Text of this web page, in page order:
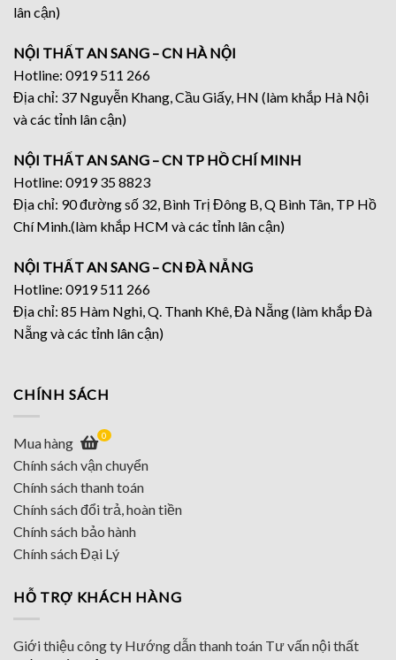
lân cận)
NỘI THẤT AN SANG – CN HÀ NỘI
Hotline: 0919 511 266
Địa chỉ: 37 Nguyễn Khang, Cầu Giấy, HN (làm khắp Hà Nội
và các tỉnh lân cận)
NỘI THẤT AN SANG – CN TP HỒ CHÍ MINH
Hotline: 0919 35 8823
Địa chỉ: 90 đường số 32, Bình Trị Đông B, Q Bình Tân, TP Hồ
Chí Minh.(làm khắp HCM và các tỉnh lân cận)
NỘI THẤT AN SANG – CN ĐÀ NẴNG
Hotline: 0919 511 266
Địa chỉ: 85 Hàm Nghi, Q. Thanh Khê, Đà Nẵng (làm khắp Đà
Nẵng và các tỉnh lân cận)
CHÍNH SÁCH
Mua hàng 0
Chính sách vận chuyển
Chính sách thanh toán
Chính sách đổi trả, hoàn tiền
Chính sách bảo hành
Chính sách Đại Lý
HỖ TRỢ KHÁCH HÀNG
Giới thiệu công ty Hướng dẫn thanh toán Tư vấn nội thất